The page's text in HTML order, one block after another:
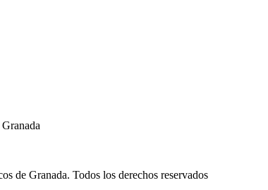
de Granada. Todos los derechos reservados